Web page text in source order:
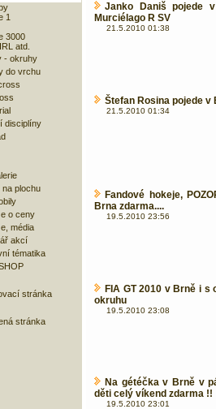
1
3000
atd.
- okruhy
do vrchu
disciplíny
na plochu
o ceny
média
akcí
tématika
stránka
stránka
Janko Daniš pojede
Murciélago R SV
21.5.2010 01:38
Štefan Rosina pojede v
21.5.2010 01:34
Fandové hokeje,
Brna zdarma....
19.5.2010 23:56
FIA GT 2010 v Brně i
okruhu
19.5.2010 23:08
Na gétéčka v Brně v
děti celý víkend zdarma !!
19.5.2010 23:01